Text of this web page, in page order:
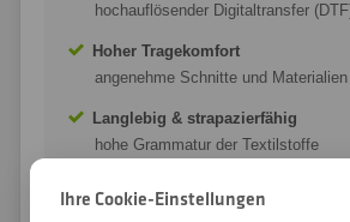
hochauflösender Digitaltransfer
Hoher Tragekomfort
angenehme Schnitte und Materialien
Langlebig & strapazierfähig
hohe Grammatur der Textilstoffe
Deshalb drucken wir nur auf nachhaltige
Ihre Cookie-Einstellungen